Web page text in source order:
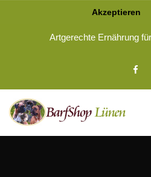
Akzeptieren
Artgerechte Ernährung